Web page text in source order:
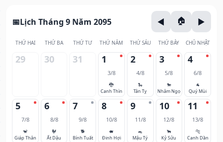
Lịch Tháng 9 Năm 2095
THỨ HAI THỨ BA THỨ TƯ THỨ NĂM THỨ SÁU THỨ BẢY CHỦ NHẬT
29 30 31 1
3/8
🐉
Canh Thìn
2
4/8
🐍
Tân Tỵ
3
5/8
🐎
Nhâm Ngọ
4
6/8
🐐
Quý Mùi
5
7/8
🐒
Giáp Thân
6
8/8
🐓
Ất Dậu
7
9/8
🐕
Bính Tuất
8
10/8
🐖
Đinh Hợi
9
11/8
🐀
Mậu Tý
10
12/8
🐂
Kỷ Sửu
11
13/8
🐅
Canh Dần